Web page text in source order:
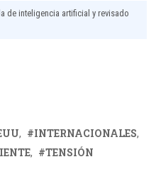
de inteligencia artificial y revisado
INTERNACIONALES
TENSIÓN